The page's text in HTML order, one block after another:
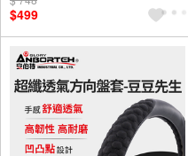
$499